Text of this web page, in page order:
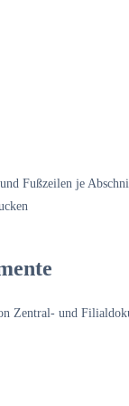
Fußzeilen je
Zentral- und